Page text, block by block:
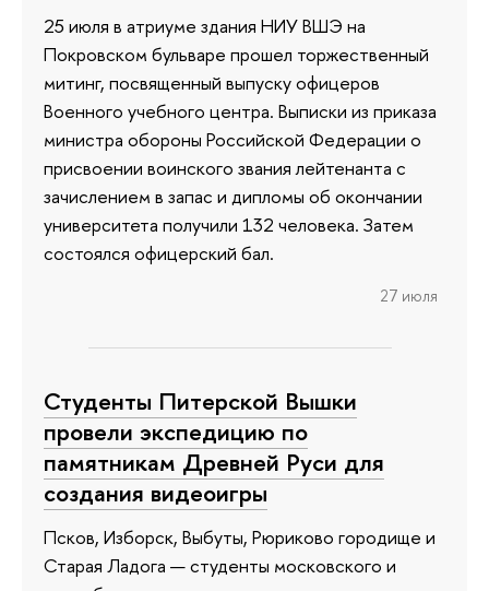
25 июля в атриуме здания НИУ ВШЭ на
Покровском бульваре прошел торжественный
митинг, посвященный выпуску офицеров
Военного учебного центра. Выписки из приказа
министра обороны Российской Федерации о
присвоении воинского звания лейтенанта с
зачислением в запас и дипломы об окончании
университета получили 132 человека. Затем
состоялся офицерский бал.
27 июля
Студенты Питерской Вышки
провели экспедицию по
памятникам Древней Руси для
создания видеоигры
Псков, Изборск, Выбуты, Рюриково городище и
Старая Ладога — студенты московского и